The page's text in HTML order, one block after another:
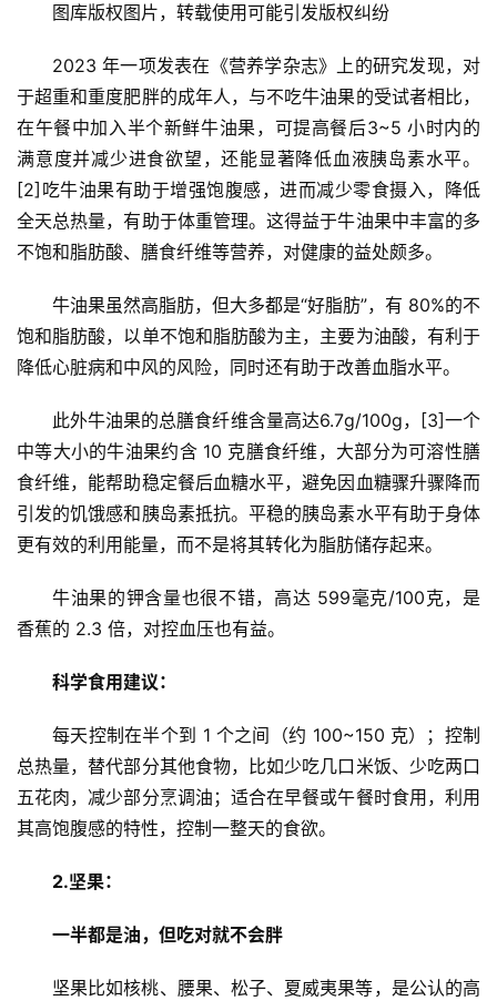
图库版权图片，转载使用可能引发版权纠纷
2023 年一项发表在《营养学杂志》上的研究发现，对
于超重和重度肥胖的成年人，与不吃牛油果的受试者相比，
在午餐中加入半个新鲜牛油果，可提高餐后3~5 小时内的
满意度并减少进食欲望，还能显著降低血液胰岛素水平。
[2]吃牛油果有助于增强饱腹感，进而减少零食摄入，降低
全天总热量，有助于体重管理。这得益于牛油果中丰富的多
不饱和脂肪酸、膳食纤维等营养，对健康的益处颇多。
牛油果虽然高脂肪，但大多都是“好脂肪”，有 80%的不
饱和脂肪酸，以单不饱和脂肪酸为主，主要为油酸，有利于
降低心脏病和中风的风险，同时还有助于改善血脂水平。
此外牛油果的总膳食纤维含量高达6.7g/100g，[3]一个
中等大小的牛油果约含 10 克膳食纤维，大部分为可溶性膳
食纤维，能帮助稳定餐后血糖水平，避免因血糖骤升骤降而
引发的饥饿感和胰岛素抵抗。平稳的胰岛素水平有助于身体
更有效的利用能量，而不是将其转化为脂肪储存起来。
牛油果的钾含量也很不错，高达 599毫克/100克，是
香蕉的 2.3 倍，对控血压也有益。
科学食用建议：
每天控制在半个到 1 个之间（约 100~150 克）；控制
总热量，替代部分其他食物，比如少吃几口米饭、少吃两口
五花肉，减少部分烹调油；适合在早餐或午餐时食用，利用
其高饱腹感的特性，控制一整天的食欲。
2.坚果：
一半都是油，但吃对就不会胖
坚果比如核桃、腰果、松子、夏威夷果等，是公认的高